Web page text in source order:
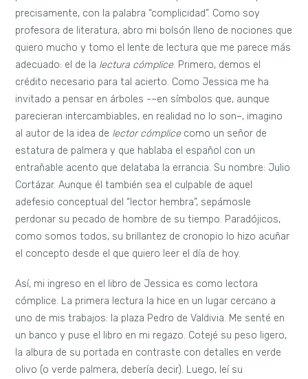
precisamente, con la palabra “complicidad”. Como soy
profesora de literatura, abro mi bolsón lleno de nociones que
quiero mucho y tomo el lente de lectura que me parece más
adecuado: el de la lectura cómplice. Primero, demos el
crédito necesario para tal acierto. Como Jessica me ha
invitado a pensar en árboles -–en símbolos que, aunque
parecieran intercambiables, en realidad no lo son–, imagino
al autor de la idea de lector cómplicecomo un señor de
estatura de palmera y que hablaba el español con un
entrañable acento que delataba la errancia. Su nombre: Julio
Cortázar. Aunque él también sea el culpable de aquel
adefesio conceptual del “lector hembra”, sepámosle
perdonar su pecado de hombre de su tiempo. Paradójicos,
como somos todos, su brillantez de cronopio lo hizo acuñar
el concepto desde el que quiero leer el día de hoy.
Así, mi ingreso en el libro de Jessica es como lectora
cómplice. La primera lectura la hice en un lugar cercano a
uno de mis trabajos: la plaza Pedro de Valdivia. Me senté en
un banco y puse el libro en mi regazo. Cotejé su peso ligero,
la albura de su portada en contraste con detalles en verde
olivo (o verde palmera, debería decir). Luego, leí su